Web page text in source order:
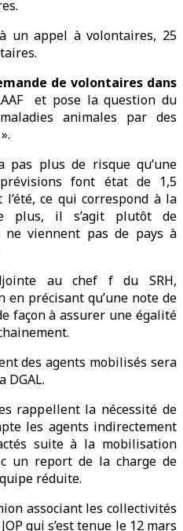
un appel à volontaires, 25
de volontaires dans
et pose la question du
animales par des
pas plus de risque qu’une
font état de 1,5
ce qui correspond à la
plus, il s’agit plutôt de
ne viennent pas de pays à
au chef f du SRH,
précisant qu’une note de
façon à assurer une égalité
des agents mobilisés sera
DGAL.
rappellent la nécessité de
les agents indirectement
suite à la mobilisation
un report de la charge de
réduite.
associant les collectivités
qui s’est tenue le 12 mars